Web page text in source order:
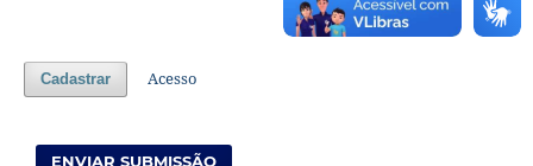
Cadastrar Acesso
ENVIAR SUBMISSÃO